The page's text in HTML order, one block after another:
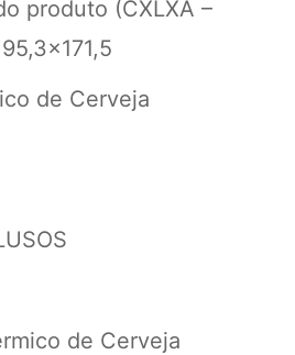
produto (CXLXA –
de Cerveja
de Cerveja